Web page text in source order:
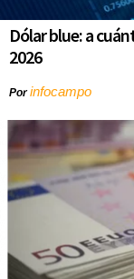
Dólar blue: a
2026
Porinfocampo